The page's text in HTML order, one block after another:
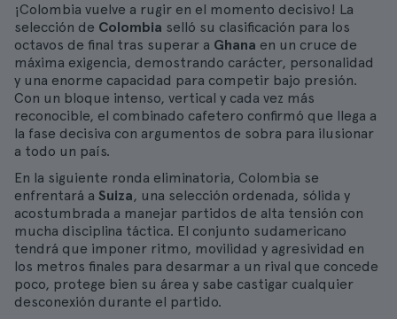
¡Colombia vuelve a rugir en el momento decisivo! La
selección de Colombia selló su clasificación para los
octavos de final tras superar a Ghana en un cruce de
máxima exigencia, demostrando carácter, personalidad
y una enorme capacidad para competir bajo presión.
Con un bloque intenso, vertical y cada vez más
reconocible, el combinado cafetero confirmó que llega a
la fase decisiva con argumentos de sobra para ilusionar
a todo un país.
En la siguiente ronda eliminatoria, Colombia se
enfrentará a Suiza, una selección ordenada, sólida y
acostumbrada a manejar partidos de alta tensión con
mucha disciplina táctica. El conjunto sudamericano
tendrá que imponer ritmo, movilidad y agresividad en
los metros finales para desarmar a un rival que concede
poco, protege bien su área y sabe castigar cualquier
desconexión durante el partido.